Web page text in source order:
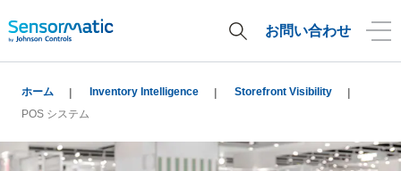
お問い合わせ
ホーム Inventory Intelligence
Storefront Visibility
POS システム